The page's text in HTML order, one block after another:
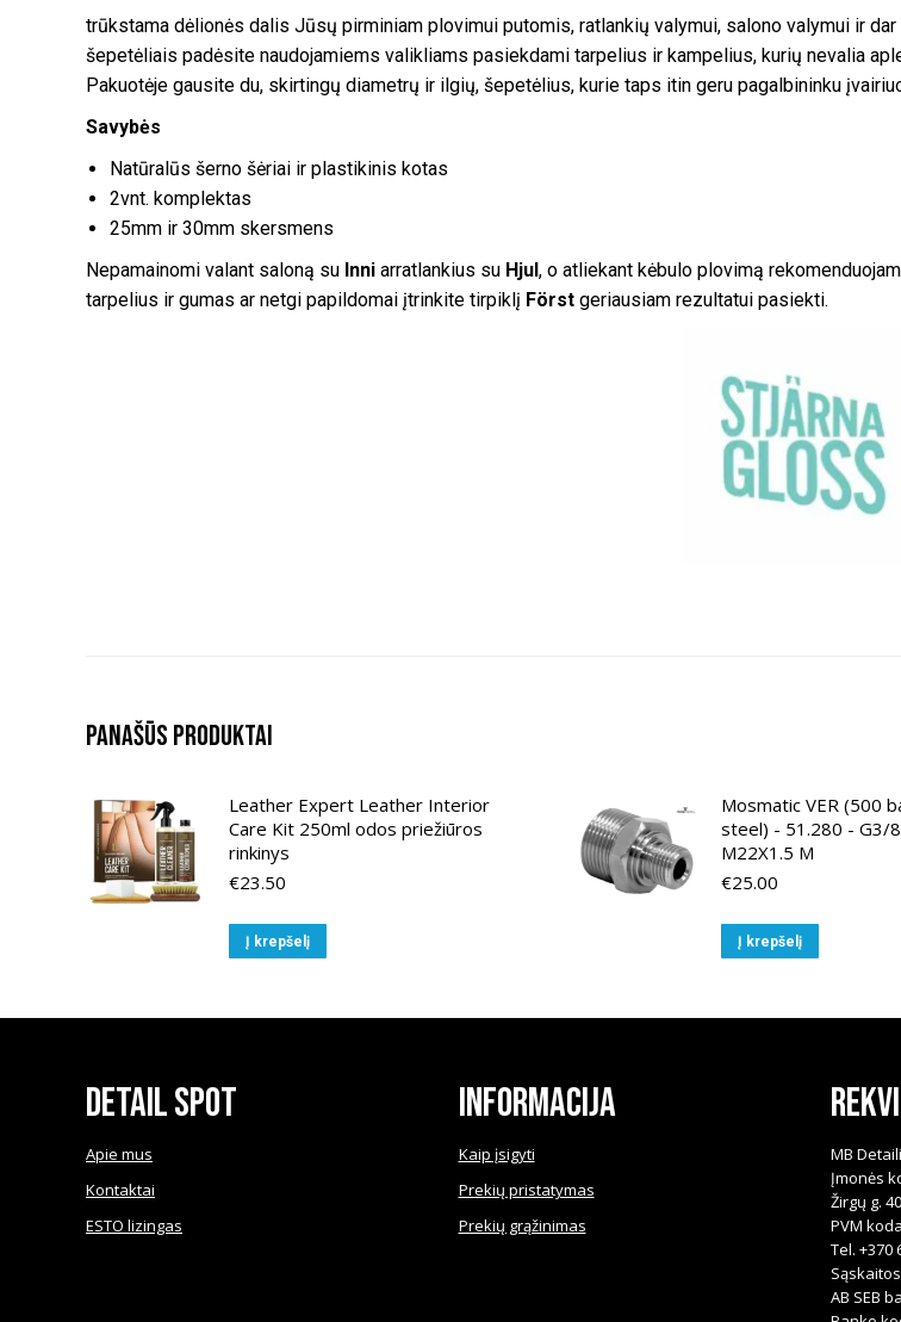
trūkstama dėlionės dalis Jūsų pirminiam plovimui putomis, ratlankių valymui, salono valymui ir
šepetėliais padėsite naudojamiems valikliams pasiekdami tarpelius ir kampelius, kurių nevalia
Pakuotėje gausite du, skirtingų diametrų ir ilgių, šepetėlius, kurie taps itin geru pagalbininku
Savybės
Natūralūs šerno šėriai ir plastikinis kotas
2vnt. komplektas
25mm ir 30mm skersmens
Nepamainomi valant saloną su Inni arratlankius su Hjul, o atliekant kėbulo plovimą
tarpelius ir gumas ar netgi papildomai įtrinkite tirpiklį Först geriausiam rezultatui pasiekti.
Panašūs produktai
Leather Expert Leather Interior
Care Kit 250ml odos priežiūros
rinkinys
€23.50
Į krepšelį
Mosmatic VER (500
steel) - 51.280 - G3/
M22X1.5 M
€25.00
Į krepšelį
Detail Spot
Apie mus
Kontaktai
ESTO lizingas
Informacija
Kaip įsigyti
Prekių pristatymas
Prekių grąžinimas
MB
Įmonės
Žirgų g.
PVM
Tel. +370
AB SEB